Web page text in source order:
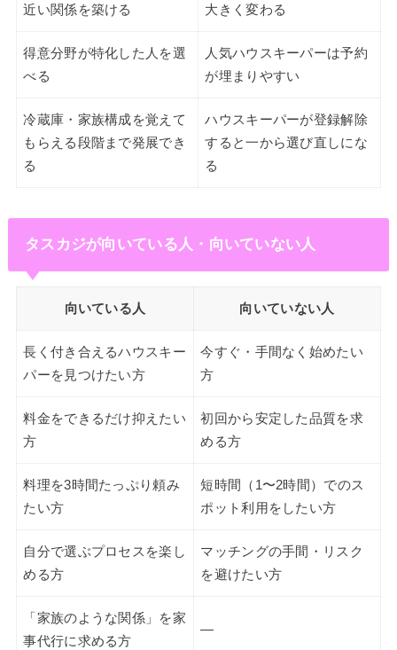
近い関係を築ける 大きく変わる
得意分野が特化した人を選
べる
人気ハウスキーパーは予約
が埋まりやすい
冷蔵庫・家族構成を覚えて
もらえる段階まで発展でき
る
ハウスキーパーが登録解除
すると一から選び直しにな
る
タスカジが向いている人・向いていない人
向いている人 向いていない人
長く付き合えるハウスキー
パーを見つけたい方
今すぐ・手間なく始めたい
方
料金をできるだけ抑えたい
方
初回から安定した品質を求
める方
料理を3時間たっぷり頼み
たい方
短時間（1〜2時間）でのス
ポット利用をしたい方
自分で選ぶプロセスを楽し
める方
マッチングの手間・リスク
を避けたい方
「家族のような関係」を家
事代行に求める方
—